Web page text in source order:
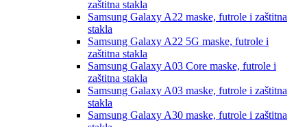
zaštitna stakla
Samsung Galaxy A22 maske, futrole i zaštitna
stakla
Samsung Galaxy A22 5G maske, futrole i
zaštitna stakla
Samsung Galaxy A03 Core maske, futrole i
zaštitna stakla
Samsung Galaxy A03 maske, futrole i zaštitna
stakla
Samsung Galaxy A30 maske, futrole i zaštitna